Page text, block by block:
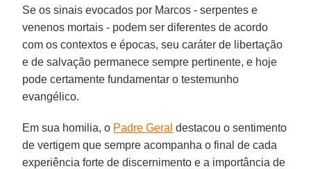
Se os sinais evocados por Marcos - serpentes e
venenos mortais - podem ser diferentes de acordo
com os contextos e épocas, seu caráter de libertação
e de salvação permanece sempre pertinente, e hoje
pode certamente fundamentar o testemunho
evangélico.
Em sua homilia, o Padre Geral destacou o sentimento
de vertigem que sempre acompanha o final de cada
experiência forte de discernimento e a importância de